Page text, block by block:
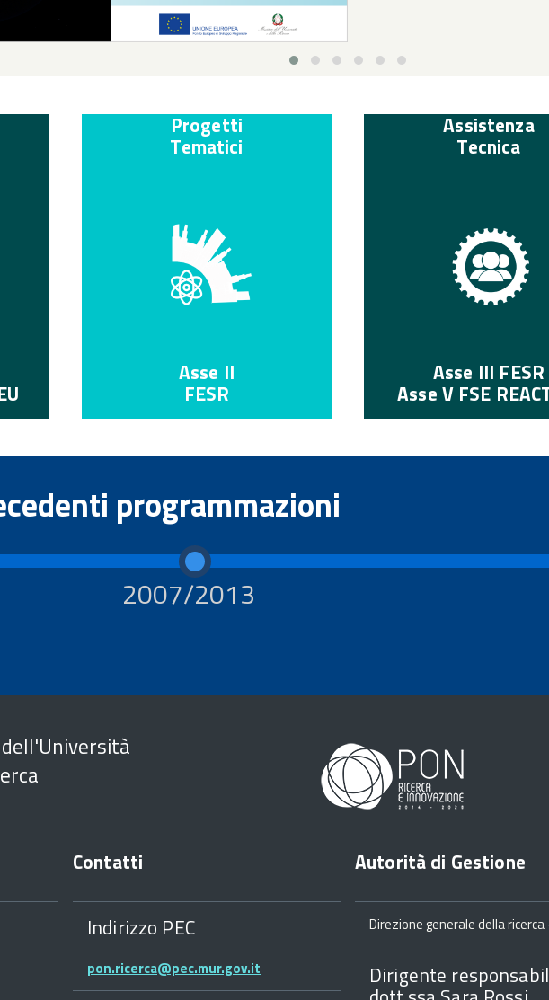
Progetti
Tematici
Asse II
FESR
Assistenza
Tecnica
Asse III FESR
Asse V FSE
programmazioni
2007/2013
Contatti
Indirizzo PEC
pon.ricerca@pec.mur.gov.it
Autorità di Gestione
Direzione generale della
Dirigente